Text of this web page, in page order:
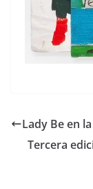
Lady Be en
Tercera